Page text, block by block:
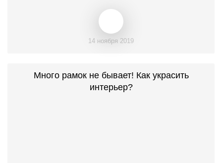
14 ноября 2019
Много рамок не бывает! Как украсить
интерьер?